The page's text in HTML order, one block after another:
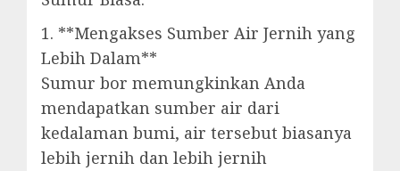
1. **Mengakses Sumber Air Jernih yang
Lebih Dalam**
Sumur bor memungkinkan Anda
mendapatkan sumber air dari
kedalaman bumi, air tersebut biasanya
lebih jernih dan lebih jernih